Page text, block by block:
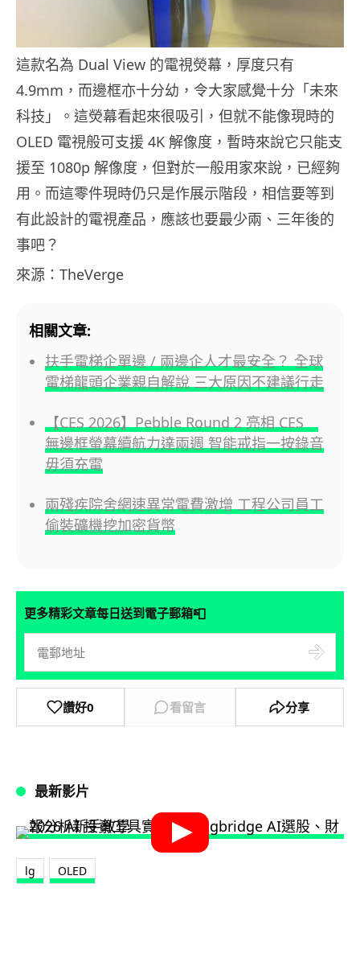
這款名為 Dual View 的電視熒幕，厚度只有
4.9mm，而邊框亦十分幼，令大家感覺十分「未來
科技」。這熒幕看起來很吸引，但就不能像現時的
OLED 電視般可支援 4K 解像度，暫時來說它只能支
援至 1080p 解像度，但對於一般用家來說，已經夠
用。而這零件現時仍只是作展示階段，相信要等到
有此設計的電視產品，應該也要最少兩、三年後的
事吧？
來源：TheVerge
相關文章:
扶手電梯企單邊 / 兩邊企人才最安全？ 全球
電梯龍頭企業親自解說 三大原因不建議行走
【CES 2026】Pebble Round 2 亮相 CES
無邊框螢幕續航力達兩週 智能戒指一按錄音
毋須充電
兩殘疾院舍網速異常電費激增 工程公司員工
偷裝礦機挖加密貨幣
更多精彩文章每日送到電子郵箱📮
讚好0 看留言 分享
最新影片
lg OLED